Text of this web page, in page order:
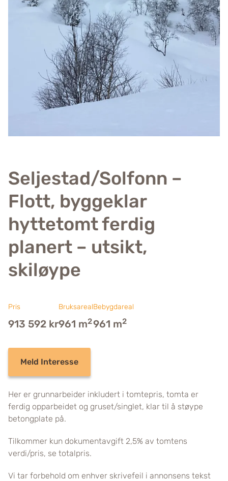
Seljestad/Solfonn –
Flott, byggeklar
hyttetomt ferdig
planert – utsikt,
skiløype
Pris
913 592 kr
Bruksareal
961 m2
Bebygdareal
961 m2
Meld Interesse
Her er grunnarbeider inkludert i tomtepris, tomta er
ferdig opparbeidet og gruset/singlet, klar til å støype
betongplate på.
Tilkommer kun dokumentavgift 2,5% av tomtens
verdi/pris, se totalpris.
Vi tar forbehold om enhver skrivefeil i annonsens tekst